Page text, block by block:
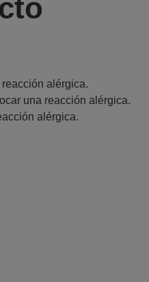
alérgica.
una reacción alérgica.
alérgica.